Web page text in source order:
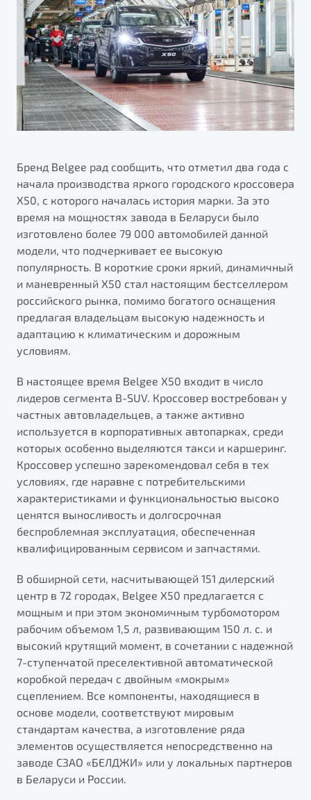
Яркий кроссовер
от 2 219 990 ₽*
Обзор В наличии
Элегантный и практичный седан
от 1 699 990 ₽*
Обзор
X70
Универсальный кроссовер
Обзор В наличии
Автокредит
Трейд-ин
Страхование
Расчет КАСКО
Узнайте о специальных выгодах при покупке
автомобиля Belgee
Подробно
Автомобили в наличии
Тест-драйв
Автокредит
Спецпредложения
Калькулятор ТО
Антибактериальная обработка кондиционера Belgee
Приятные мелочи Belgee
ПОДДЕРЖКА
Гарантия Belgee
Belgee Клуб
Belgee Плюс
Реферальная программа
Клиентская поддержка
Помощь на дорогах
Будьте еще более уверены на дорогах с программой
"Помощь на дорогах"
Преимущества программы
Запись на сервис
Калькулятор ТО
Клиентская поддержка
О дилерском центре
Правовая информация
Бренд Belgee рад сообщить, что отметил два года с
начала производства яркого городского кроссовера
X50, с которого началась история марки. За это
время на мощностях завода в Беларуси было
изготовлено более 79 000 автомобилей данной
модели, что подчеркивает ее высокую
популярность. В короткие сроки яркий, динамичный
и маневренный Х50 стал настоящим бестселлером
российского рынка, помимо богатого оснащения
предлагая владельцам высокую надежность и
адаптацию к климатическим и дорожным
условиям.
В настоящее время Belgee X50 входит в число
лидеров сегмента B-SUV. Кроссовер востребован у
частных автовладельцев, а также активно
используется в корпоративных автопарках, среди
которых особенно выделяются такси и каршеринг.
Кроссовер успешно зарекомендовал себя в тех
условиях, где наравне с потребительскими
характеристиками и функциональностью высоко
ценятся выносливость и долгосрочная
беспроблемная эксплуатация, обеспеченная
квалифицированным сервисом и запчастями.
В обширной сети, насчитывающей 151 дилерский
центр в 72 городах, Belgee X50 предлагается с
мощным и при этом экономичным турбомотором
рабочим объемом 1,5 л, развивающим 150 л. с. и
высокий крутящий момент, в сочетании с надежной
7-ступенчатой преселективной автоматической
коробкой передач с двойным «мокрым»
сцеплением. Все компоненты, находящиеся в
основе модели, соответствуют мировым
стандартам качества, а изготовление ряда
элементов осуществляется непосредственно на
заводе СЗАО «БЕЛДЖИ» или у локальных партнеров
в Беларуси и России.